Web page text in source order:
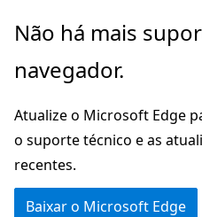
Pular
o
principal
Não há mais
navegador.
Atualize o Microsoft Edge
o suporte técnico e as
recentes.
Baixar o Microsoft Edge